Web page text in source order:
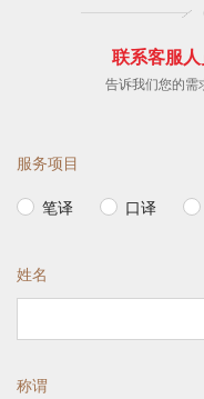
联系客服
告诉我们您的需
服务项目
笔译 口译
姓名
称谓